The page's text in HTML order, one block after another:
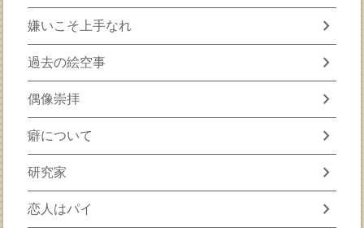
嫌いこそ上手なれ chevron_right
過去の絵空事 chevron_right
偶像崇拝 chevron_right
癖について chevron_right
研究家 chevron_right
恋人はパイ chevron_right